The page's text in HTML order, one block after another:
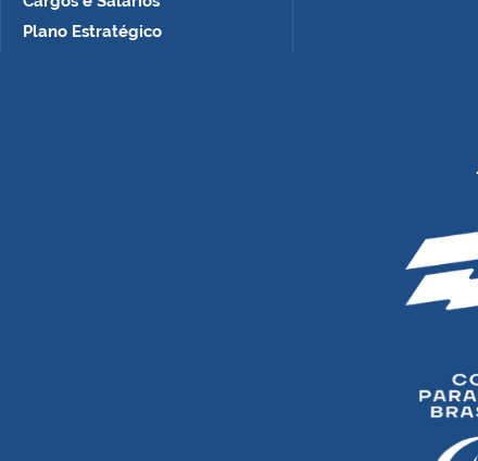
Plano Estratégico